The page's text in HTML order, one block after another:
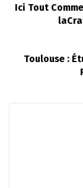
Ici Tout
Toulouse :